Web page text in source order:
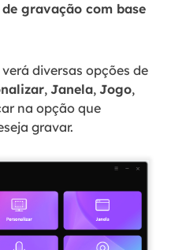
gravação com base
diversas opções de
, Janela, Jogo,
na opção que
gravar.